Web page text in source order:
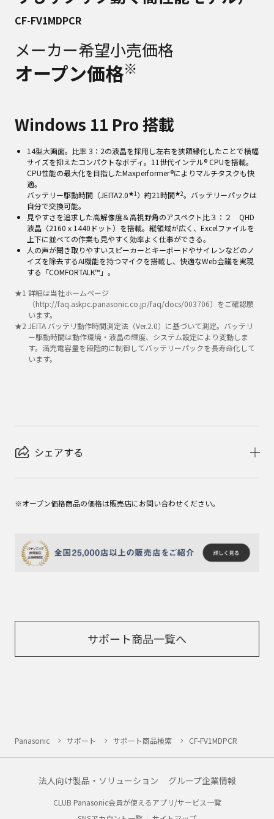
CF-FV1MDPCR
メーカー希望小売価格
オープン価格※
Windows 11 Pro 搭載
14型大画面。比率 3：2の液晶を採用し左右を狭額縁化したことで横幅
サイズを抑えたコンパクトなボディ。11世代インテル® CPUを搭載。
CPU性能の最大化を目指したMaxperformer®によりマルチタスクも快
適。
バッテリー駆動時間（JEITA2.0★1 ）約21時間★2。バッテリーパックは
自分で交換可能。
見やすさを追求した高解像度＆高視野角のアスペクト比３：２ QHD
液晶（2160ｘ1440ドット）を搭載。縦領域が広く、Excelファイルを
上下に並べての作業も見やすく効率よく仕事ができる。
人の声が聞き取りやすいスピーカーとキーボードやサイレンなどのノ
イズを除去するAI機能を持つマイクを搭載し、快適なWeb会議を実現
する「COMFORTALK™」。
★1 詳細は当社ホームページ
（http://faq.askpc.panasonic.co.jp/faq/docs/003706）をご確認願
います。
★2 JEITA バッテリ動作時間測定法（Ver.2.0）に基づいて測定。バッテリ
ー駆動時間は動作環境・液晶の輝度、システム設定により変動しま
す。満充電容量を段階的に制御してバッテリーパックを長寿命化して
います。
シェアする
※オープン価格商品の価格は販売店にお問い合わせください。
サポート商品一覧へ
Panasonic サポート サポート商品検索 CF-FV1MDPCR
法人向け製品・ソリューション グループ企業情報
CLUB Panasonic会員が使えるアプリ/サービス一覧